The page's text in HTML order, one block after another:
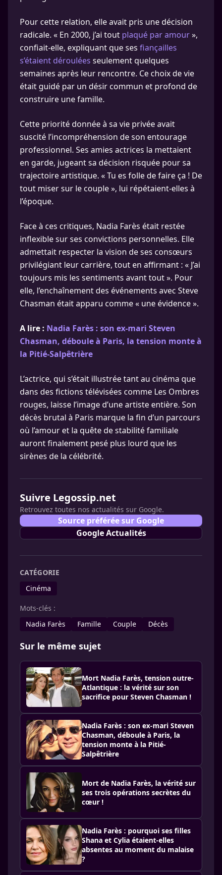
Pour cette relation, elle avait pris une décision
radicale. « En 2000, j’ai tout plaqué par amour»,
confiait-elle, expliquant que ses fiançailles
s’étaient déroulées seulement quelques
semaines après leur rencontre. Ce choix de vie
était guidé par un désir commun et profond de
construire une famille.
Cette priorité donnée à sa vie privée avait
suscité l’incompréhension de son entourage
professionnel. Ses amies actrices la mettaient
en garde, jugeant sa décision risquée pour sa
trajectoire artistique. « Tu es folle de faire ça ! De
tout miser sur le couple », lui répétaient-elles à
l’époque.
Face à ces critiques, Nadia Farès était restée
inflexible sur ses convictions personnelles. Elle
admettait respecter la vision de ses consœurs
privilégiant leur carrière, tout en affirmant : « J’ai
toujours mis les sentiments avant tout ». Pour
elle, l’enchaînement des événements avec Steve
Chasman était apparu comme « une évidence ».
A lire : Nadia Farès : son ex-mari Steven
Chasman, déboule à Paris, la tension monte à
la Pitié-Salpêtrière
L’actrice, qui s’était illustrée tant au cinéma que
dans des fictions télévisées comme Les Ombres
rouges, laisse l’image d’une artiste entière. Son
décès brutal à Paris marque la fin d’un parcours
où l’amour et la quête de stabilité familiale
auront finalement pesé plus lourd que les
sirènes de la célébrité.
Suivre Legossip.net
Retrouvez toutes nos actualités sur Google.
Source préférée sur Google
Google Actualités
CATÉGORIE
Cinéma
Mots-clés :
Nadia Farès
Famille Couple Décès
Sur le même sujet
Mort Nadia Farès, tension outre-
Atlantique : la vérité sur son
sacrifice pour Steven Chasman !
Nadia Farès : son ex-mari Steven
Chasman, déboule à Paris, la
tension monte à la Pitié-
Salpêtrière
Mort de Nadia Farès, la vérité sur
ses trois opérations secrètes du
cœur !
Nadia Farès : pourquoi ses filles
Shana et Cylia étaient-elles
absentes au moment du malaise
?